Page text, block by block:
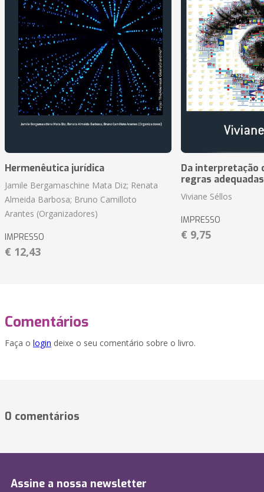
Hermenêutica jurídica
Jamile Bergamaschine Mata Diz; Renata
Almeida Barbosa; Bruno Camilloto
Arantes (Organizadores)
IMPRESSO
€ 12,43
Da interpretação
regras
Viviane Séllos
IMPRESSO
€ 9,75
Comentários
Faça o login deixe o seu comentário sobre o livro.
0 comentários
Assine a nossa newsletter